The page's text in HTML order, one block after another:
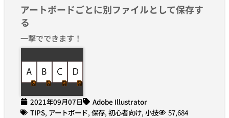
アートボードごとに別ファイルとして保存す
る
一撃でできます！
2021年09月07日
Adobe Illustrator
TIPS, アートボード, 保存, 初心者向け, 小技 57,684